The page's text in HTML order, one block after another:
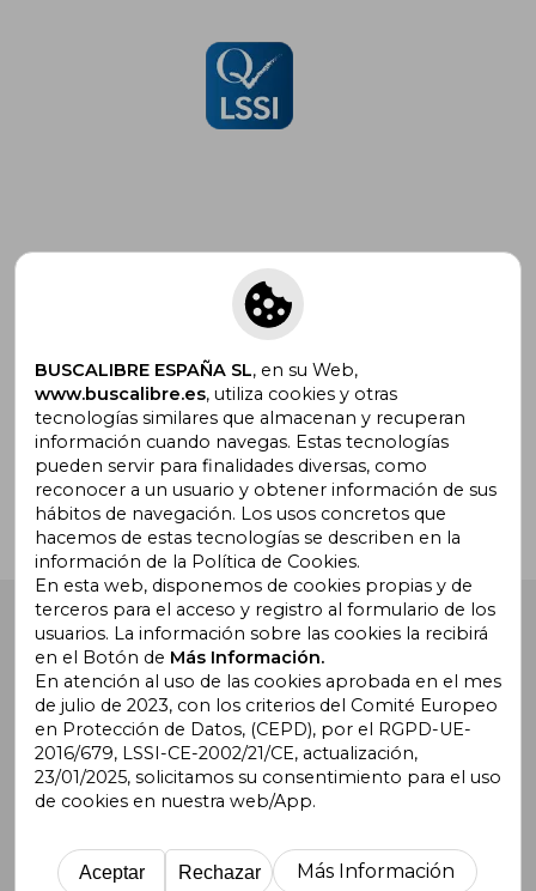
Suscríbete para recibir ofertas y
promociones
¿Necesitas ayuda?
Ir a Centro de Soporte
Buscalibre España . Calle Energía, 65, Nave 3 (08940),
Cornellà de Llobregat, Barcelona. Derechos Reservados.
Buscalibre Argentina| Buscalibre Chile
Buscalibre Uruguay|Buscalibre México|Buscalibre
Perú
|Buscalibre Estados Unidos|Buscalibre Otros
BUSCALIBRE ESPAÑA SL, en su Web,
www.buscalibre.es, utiliza cookies y otras
tecnologías similares que almacenan y recuperan
información cuando navegas. Estas tecnologías
pueden servir para finalidades diversas, como
reconocer a un usuario y obtener información de sus
hábitos de navegación. Los usos concretos que
hacemos de estas tecnologías se describen en la
información de la Política de Cookies.
En esta web, disponemos de cookies propias y de
terceros para el acceso y registro al formulario de los
usuarios. La información sobre las cookies la recibirá
en el Botón de Más Información.
En atención al uso de las cookies aprobada en el mes
de julio de 2023, con los criterios del Comité Europeo
en Protección de Datos, (CEPD), por el RGPD-UE-
2016/679, LSSI-CE-2002/21/CE, actualización,
23/01/2025, solicitamos su consentimiento para el uso
de cookies en nuestra web/App.
Aceptar Rechazar Más Información